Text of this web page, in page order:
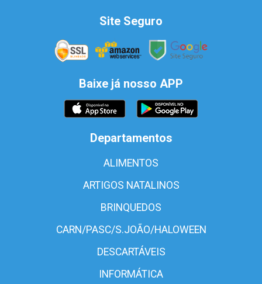
Site Seguro
Baixe já nosso APP
Departamentos
ALIMENTOS
ARTIGOS NATALINOS
BRINQUEDOS
CARN/PASC/S.JOÃO/HALOWEEN
DESCARTÁVEIS
INFORMÁTICA